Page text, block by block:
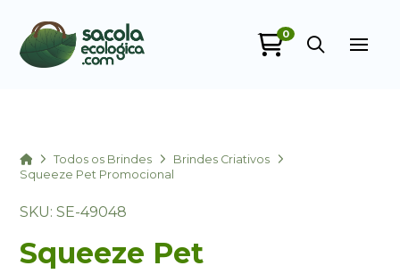
0
HomeTodos os Brindes
Brindes Criativos
Squeeze Pet Promocional
SKU: SE-49048
Squeeze Pet